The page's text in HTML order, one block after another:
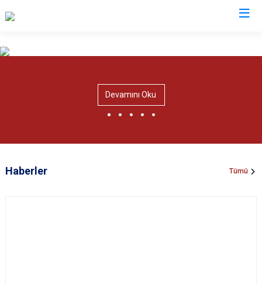
Devamını Oku
Haberler Tümü